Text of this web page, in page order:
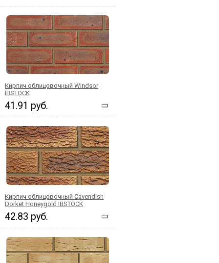
Кирпич облицовочный Windsor
IBSTOCK
41.91 руб.
Кирпич облицовочный Cavendish
Dorket Honeygold IBSTOCK
42.83 руб.